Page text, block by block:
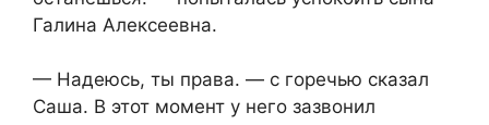
Галина Алексеевна.
— Надеюсь, ты права. — с горечью сказал
Саша. В этот момент у него зазвонил